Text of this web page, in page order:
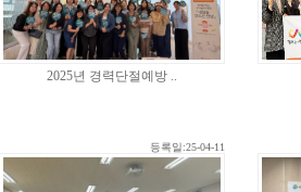
2025년 경력단절예방 ..
등록일:25-04-11